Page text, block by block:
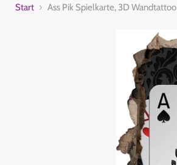
Start Ass Pik Spielkarte, 3D Wandtattoo